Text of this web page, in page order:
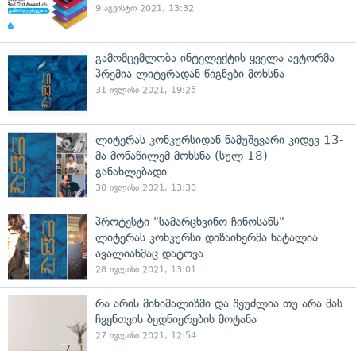
9 აგვისტო 2021, 13:32
გამომცემლობა ინტელექტის ყველა ავტორმა
პრემია ლიტერადან წიგნები მოხსნა
31 ივლისი 2021, 19:25
ლიტერას კონკურსიდან ნამუშევარი კიდევ 13-
მა მონაწილემ მოხსნა (სულ 18) —
განახლებადი
30 ივლისი 2021, 13:30
პროტესტი "სამარცხვინო ჩინოსანს" —
ლიტერას კონკურსი დიზაინერმა ნატალია
ავალიანმაც დატოვა
28 ივლისი 2021, 13:01
რა არის მინიმალიზმი და შეუძლია თუ არა მას
ჩვენთვის ბედნიერების მოტანა
27 ივლისი 2021, 12:54